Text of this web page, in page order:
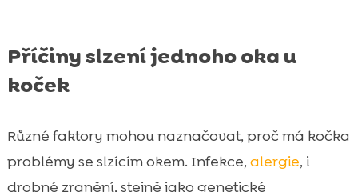
Příčiny slzení jednoho oka u
koček
Různé faktory mohou naznačovat, proč má kočka
problémy se slzícím okem. Infekce, alergie, i
drobné zranění, stejně jako genetické